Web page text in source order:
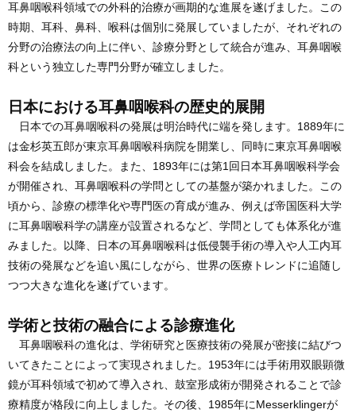
耳鼻咽喉科領域での外科的治療が画期的な進展を遂げました。この
時期、耳科、鼻科、喉科は個別に発展していましたが、それぞれの
分野の治療法の向上に伴い、診療分野として統合が進み、耳鼻咽喉
科という独立した専門分野が確立しました。
日本における耳鼻咽喉科の歴史的展開
日本での耳鼻咽喉科の発展は明治時代に端を発します。1889年に
は金杉英五郎が東京耳鼻咽喉科病院を開業し、同時に東京耳鼻咽喉
科会を結成しました。また、1893年には第1回日本耳鼻咽喉科学会
が開催され、耳鼻咽喉科の学問としての基盤が築かれました。この
頃から、診療の標準化や専門医の育成が進み、例えば帝国医科大学
に耳鼻咽喉科学の講座が設置されるなど、学問としても体系化が進
みました。以降、日本の耳鼻咽喉科は低侵襲手術の導入や人工内耳
技術の発展などを追い風にしながら、世界の医療トレンドに追随し
つつ大きな進化を遂げています。
学術と技術の融合による診療進化
耳鼻咽喉科の進化は、学術研究と医療技術の発展が密接に結びつ
いてきたことによって実現されました。1953年には手術用双眼顕微
鏡が耳科領域で初めて導入され、鼓室形成術が開発されることで診
療精度が格段に向上しました。その後、1985年にMesserklingerが